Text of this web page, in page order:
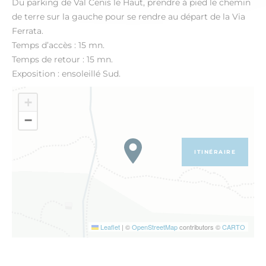
Du parking de Val Cenis le Haut, prendre à pied le chemin
de terre sur la gauche pour se rendre au départ de la Via
Ferrata.
Temps d’accès : 15 mn.
Temps de retour : 15 mn.
Exposition : ensoleillé Sud.
+
−
Leaflet | ©OpenStreetMapcontributors ©CARTO
ITINÉRAIRE